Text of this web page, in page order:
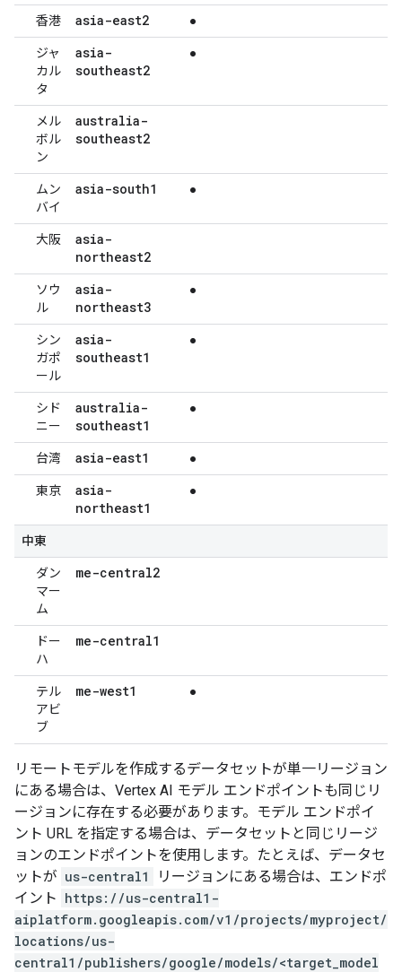
香港 asia-east2 ●
ジャ
カル
タ
asia-
southeast2
●
メル
ボル
ン
australia-
southeast2
ムン
バイ
asia-south1 ●
大阪
asia-
northeast2
ソウ
ル
asia-
northeast3
●
シン
ガポ
ール
asia-
southeast1
●
シド
ニー
australia-
southeast1
●
台湾 asia-east1 ●
東京
asia-
northeast1
●
中東
ダン
マー
ム
me-central2
ドー
ハ
me-central1
テル
アビ
ブ
me-west1 ●
リモートモデルを作成するデータセットが単一リージョン
にある場合は、Vertex AI モデル エンドポイントも同じリ
ージョンに存在する必要があります。モデル エンドポイ
ント URL を指定する場合は、データセットと同じリージ
ョンのエンドポイントを使用します。たとえば、データセ
ットが us-central1
リージョンにある場合は、エンドポ
イント https://us-central1-
aiplatform.googleapis.com/v1/projects/myproject/
locations/us-
central1/publishers/google/models/<target_model